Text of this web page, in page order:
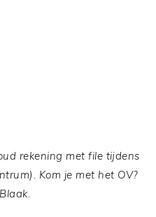
rekening met file tijdens
Kom je met het OV?